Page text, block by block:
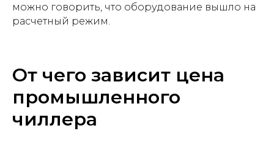
можно говорить, что оборудование вышло на
расчетный режим.
От чего зависит цена
промышленного
чиллера